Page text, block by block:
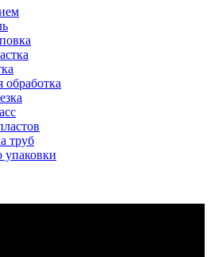
обработка
труб
упаковки